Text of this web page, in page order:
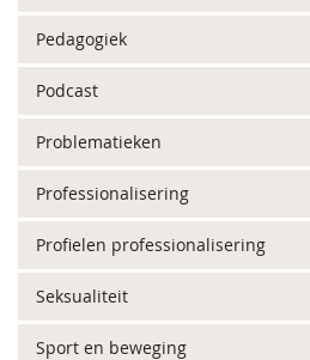
Pedagogiek
Podcast
Problematieken
Professionalisering
Profielen professionalisering
Seksualiteit
Sport en beweging